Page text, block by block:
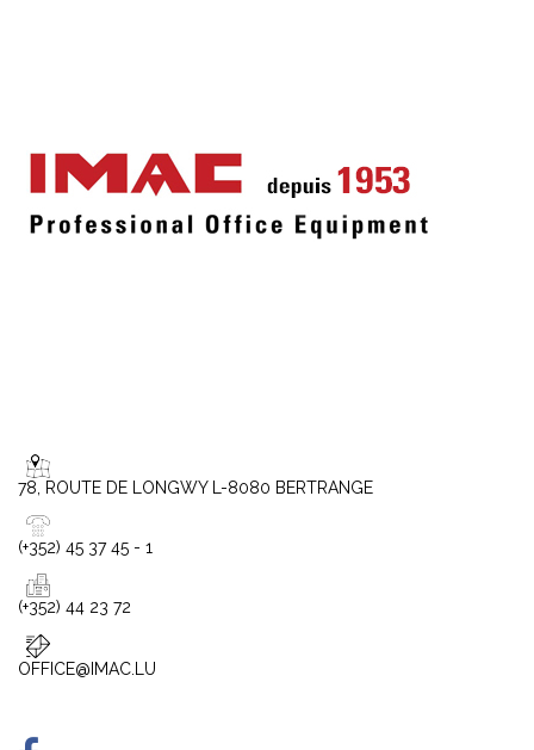
78, ROUTE DE LONGWY L-8080 BERTRANGE
(+352) 45 37 45 - 1
(+352) 44 23 72
OFFICE@IMAC.LU